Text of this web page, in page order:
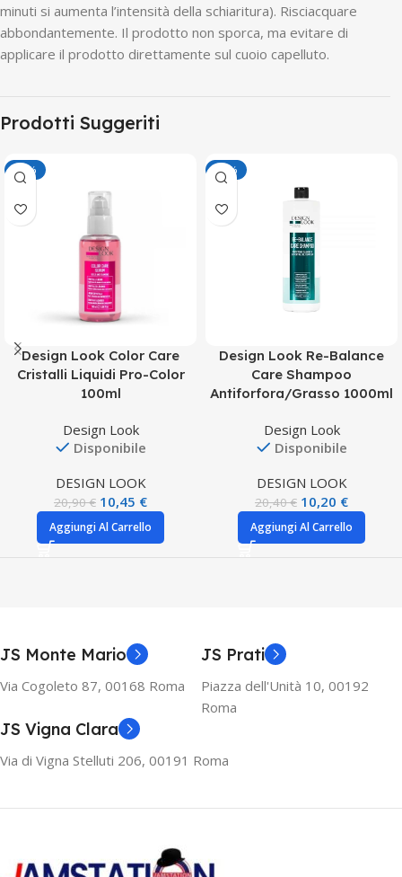
minuti si aumenta l’intensità della schiaritura). Risciacquare
abbondantemente. Il prodotto non sporca, ma evitare di
applicare il prodotto direttamente sul cuoio capelluto.
Prodotti Suggeriti
-50%
Design Look Color Care
Cristalli Liquidi Pro-Color
100ml
Design Look
Disponibile
DESIGN LOOK
20,90€ 10,45 €
Aggiungi Al Carrello
-50%
Design Look Re-Balance
Care Shampoo
Antiforfora/Grasso 1000ml
Design Look
Disponibile
DESIGN LOOK
20,40€ 10,20 €
Aggiungi Al Carrello
JS Monte Mario
Via Cogoleto 87, 00168 Roma
JS Prati
Piazza dell'Unità 10, 00192
Roma
JS Vigna Clara
Via di Vigna Stelluti 206, 00191 Roma